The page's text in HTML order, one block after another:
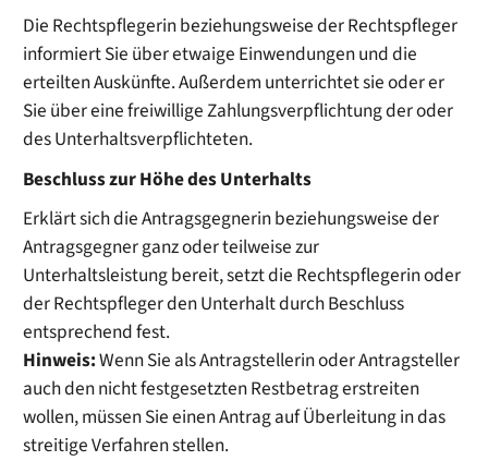
Die Rechtspflegerin beziehungsweise der Rechtspfleger
informiert Sie über etwaige Einwendungen und die
erteilten Auskünfte.Außerdem unterrichtet sie oder er
Sie über eine freiwillige Zahlungsverpflichtung der oder
des Unterhaltsverpflichteten.
Beschluss zur Höhe des Unterhalts
Erklärt sich die Antragsgegnerin beziehungsweise der
Antragsgegner ganz oder teilweise zur
Unterhaltsleistung bereit, setzt die Rechtspflegerin oder
der Rechtspfleger den Unterhalt durch Beschluss
entsprechend fest.
Hinweis:Wenn Sie als Antragstellerin oder Antragsteller
auch den nicht festgesetzten Restbetrag erstreiten
wollen, müssen Sie einenAntrag auf Überleitung in das
streitige Verfahren stellen.